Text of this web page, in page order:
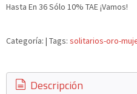
Hasta En 36 Sólo 10% TAE ¡Vamos!
Categoría: | Tags: solitarios-oro-
Descripción